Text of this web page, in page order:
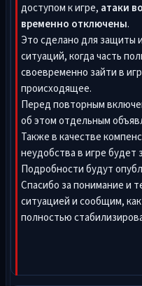
доступом к игре, атаки
временно отключены.
Это сделано для защиты
ситуаций, когда часть
своевременно зайти в
происходящее.
Перед повторным
об этом отдельным
Также в качестве
неудобства в игре будет
Подробности будут
Спасибо за понимание и
ситуацией и сообщим,
полностью